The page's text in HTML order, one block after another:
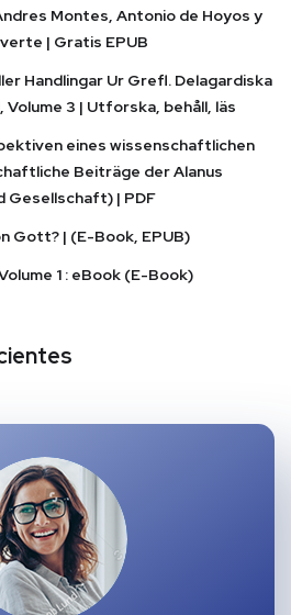
Montes, Antonio de Hoyos y
| Gratis EPUB
Handlingar Ur Grefl. Delagardiska
3 | Utforska, behåll, läs
eines wissenschaftlichen
Beiträge der Alanus
Gesellschaft) | PDF
Gott? | (E-Book, EPUB)
1 : eBook (E-Book)